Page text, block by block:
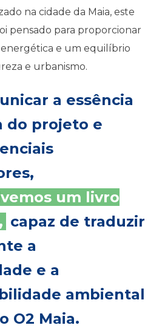
na cidade da Maia, este
pensado para proporcionar
e um equilíbrio
e urbanismo.
a essência
do projeto e
um livro
capaz de traduzir
a
e a
ambiental
O2 Maia.